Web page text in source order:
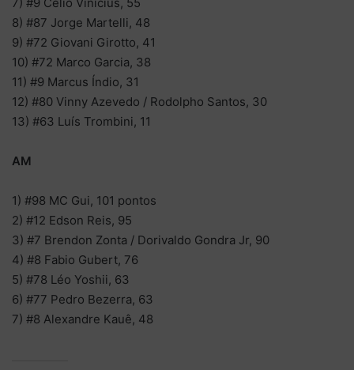
7) #9 Celio Vinicius, 55
8) #87 Jorge Martelli, 48
9) #72 Giovani Girotto, 41
10) #72 Marco Garcia, 38
11) #9 Marcus Índio, 31
12) #80 Vinny Azevedo / Rodolpho Santos, 30
13) #63 Luís Trombini, 11
AM
1) #98 MC Gui, 101 pontos
2) #12 Edson Reis, 95
3) #7 Brendon Zonta / Dorivaldo Gondra Jr, 90
4) #8 Fabio Gubert, 76
5) #78 Léo Yoshii, 63
6) #77 Pedro Bezerra, 63
7) #8 Alexandre Kauê, 48